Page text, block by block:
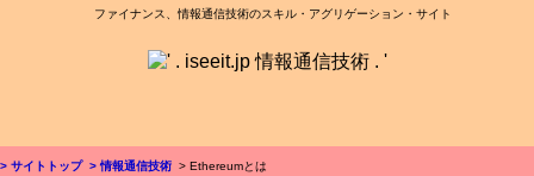
ファイナンス、情報通信技術のスキル・アグリゲーション・サイト
> サイトトップ > 情報通信技術 > Ethereumとは